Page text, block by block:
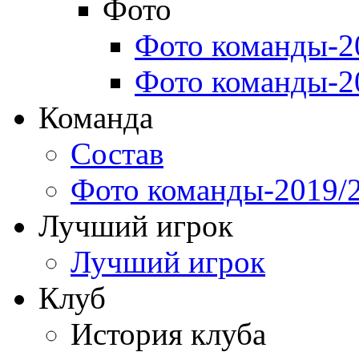
Фото
Фото команды-
Фото команды-
Команда
Состав
Фото команды-2019/
Лучший игрок
Лучший игрок
Клуб
История клуба